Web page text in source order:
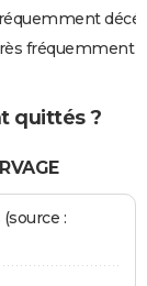
fréquemment
quittés ?
: